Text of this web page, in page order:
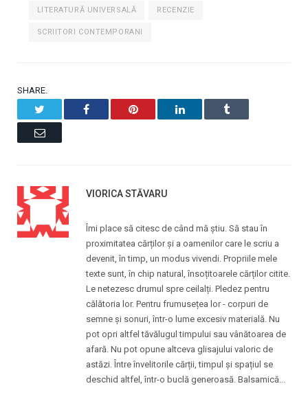
LITERATURĂ UNIVERSALĂ RECENZIE
SCRIITORI CONTEMPORANI
SHARE.
Facebook Pinterest LinkedIn Tumblr
Email
VIORICA STĂVARU
Îmi place să citesc de când mă știu. Să stau în
proximitatea cărților și a oamenilor care le scriu a
devenit, în timp, un modus vivendi. Propriile mele
texte sunt, în chip natural, însoțitoarele cărților citite.
Le netezesc drumul spre ceilalți. Pledez pentru
călătoria lor. Pentru frumusețea lor - corpuri de
semne și sonuri, într-o lume excesiv materială. Nu
pot opri altfel tăvălugul timpului sau vânătoarea de
afară. Nu pot opune altceva glisajului valoric de
astăzi. Între învelitorile cărții, timpul și spațiul se
deschid altfel, într-o buclă generoasă. Balsamică...